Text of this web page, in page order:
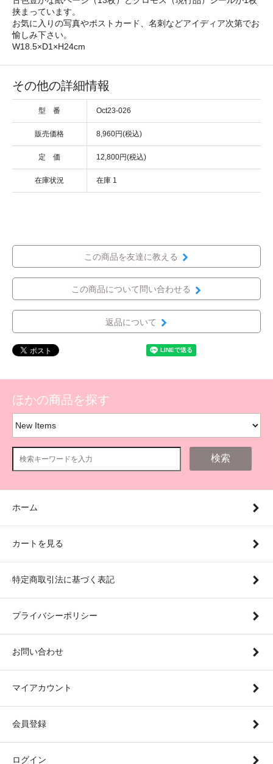
挟まっています。
お気に入りの写真やポストカード、名刺などアイディア次第でお
愉しみ下さい。
W18.5×D1×H24cm
その他の詳細情報
型 番 Oct23-026
販売価格 8,960円(税込)
定 価 12,800円(税込)
在庫状況 在庫 1
この商品を友達に教える
この商品について問い合わせる
返品について
ほかの商品を探す
検索
ホーム
カートを見る
特定商取引法に基づく表記
プライバシーポリシー
お問い合わせ
マイアカウント
会員登録
ログイン